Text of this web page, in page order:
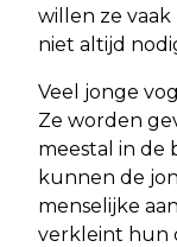
willen ze vaak
niet altijd
Veel jonge
Ze worden
meestal in de
kunnen de
menselijke
verkleint hun